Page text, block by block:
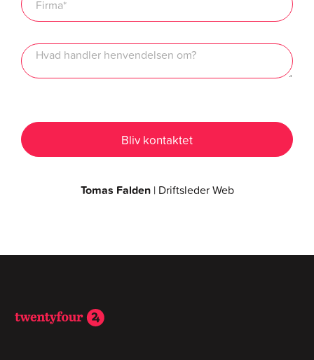
Tomas Falden| Driftsleder Web